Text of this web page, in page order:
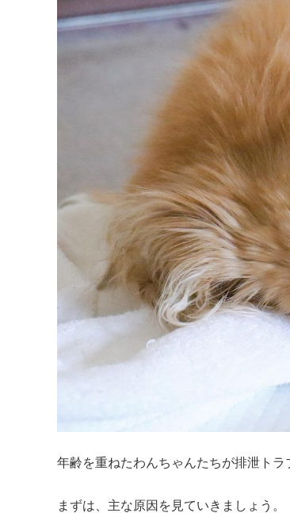
年齢を重ねたわんちゃんたちが排泄ト
まずは、主な原因を見ていきましょう。